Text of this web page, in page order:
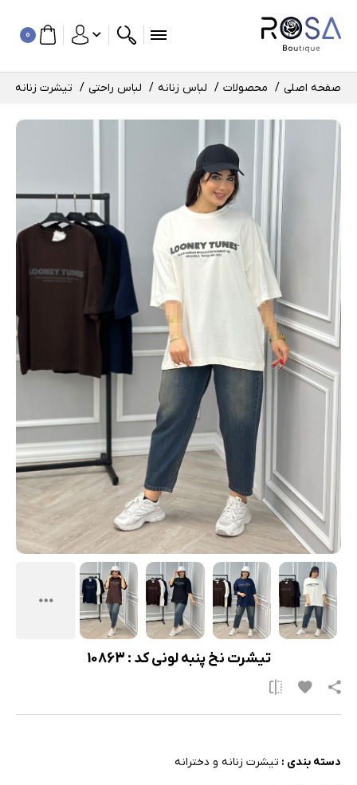
0
صفحه اصلی محصولات لباس زنانه لباس راحتی تیشرت زنانه و
تیشرت نخ پنبه لونی کد : 10863
دسته بندی : تیشرت زنانه و دخترانه